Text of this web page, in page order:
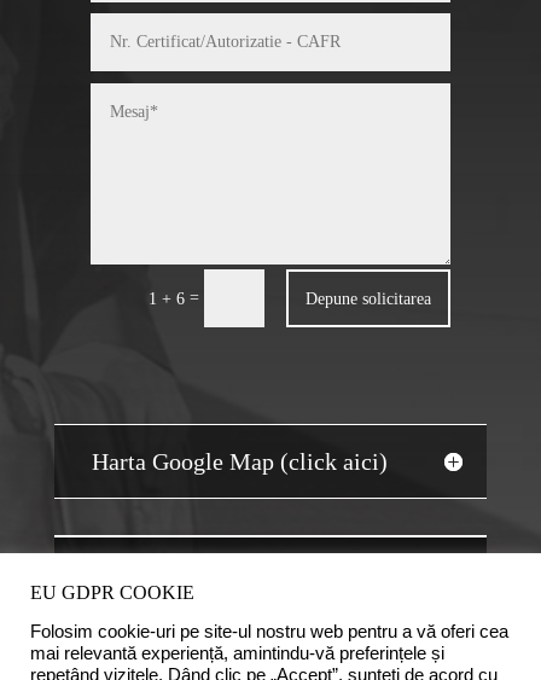
1 + 6 = Depune solicitarea
Harta Google Map (click aici)
EU GDPR COOKIE
Folosim cookie-uri pe site-ul nostru web pentru a vă oferi cea
mai relevantă experiență, amintindu-vă preferințele și
repetând vizitele. Dând clic pe „Accept”, sunteți de acord cu